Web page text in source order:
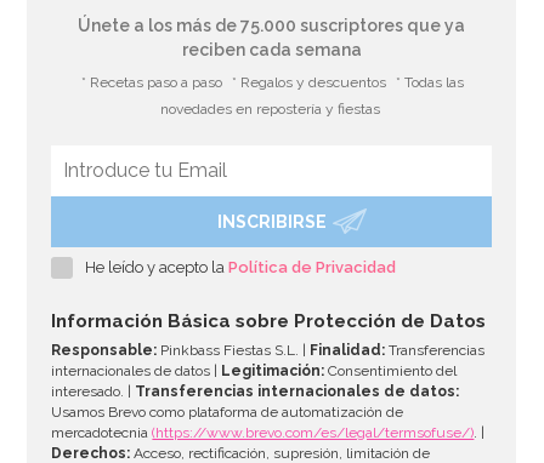
Topper Merry Christmas 11 x 10 cm
AÑADIR
Únete a los más de 75.000 suscriptores que ya
reciben cada semana
* Recetas paso a paso * Regalos y descuentos
* Todas las
novedades en repostería y fiestas
INSCRIBIRSE
He leído y acepto laPolítica de Privacidad
Información Básica sobre Protección de Datos
Responsable: Pinkbass Fiestas S.L. | Finalidad: Transferencias
internacionales de datos |
Legitimación: Consentimiento del
interesado. | Transferencias internacionales de datos:
Usamos Brevo como plataforma de automatización de
mercadotecnia(https://www.brevo.com/es/legal/termsofuse/). |
Derechos: Acceso, rectificación, supresión, limitación de